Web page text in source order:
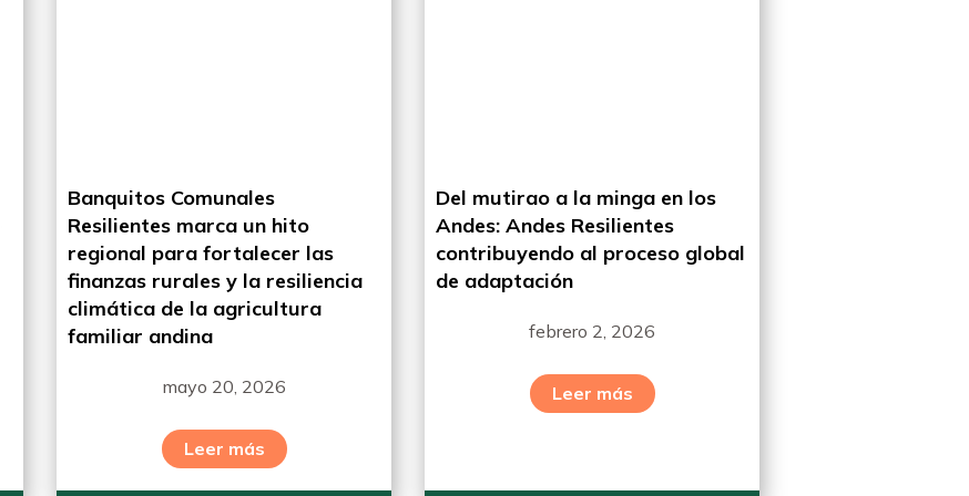
Banquitos Comunales
Resilientes marca un hito
regional para fortalecer las
finanzas rurales y la resiliencia
climática de la agricultura
familiar andina
mayo 20, 2026
Leer más
Del mutirao a la minga en los
Andes: Andes Resilientes
contribuyendo al proceso global
de adaptación
febrero 2, 2026
Leer más